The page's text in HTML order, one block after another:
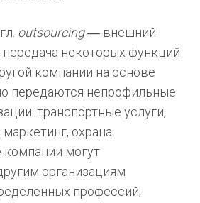
outsourcing― внешний
некоторых функций
компании на основе
передаются непрофильные
транспортные услуги,
охрана.
могут
организациям
профессий,